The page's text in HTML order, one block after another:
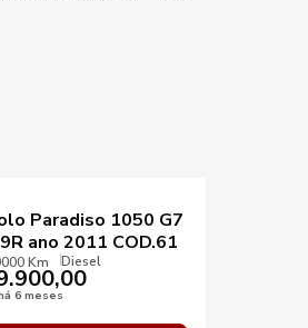
Paradiso 1050 G7
ano 2011 COD.61
Km Diesel
6 meses